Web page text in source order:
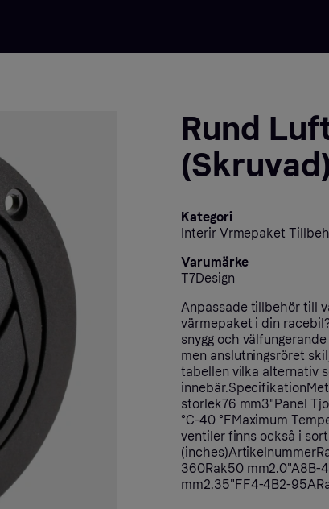
Rund
Kategori
Interir Vrmepaket
Varumärke
T7Design
Anpassade tillbehör till
värmepaket i din
snygg och
men anslutningsröret
tabellen vilka alternativ
storlek76 mm3"Panel
°C-40 °FMaximum
ventiler finns också i
360Rak50 mm2.0"A8B-
mm2.35"FF4-4B2-